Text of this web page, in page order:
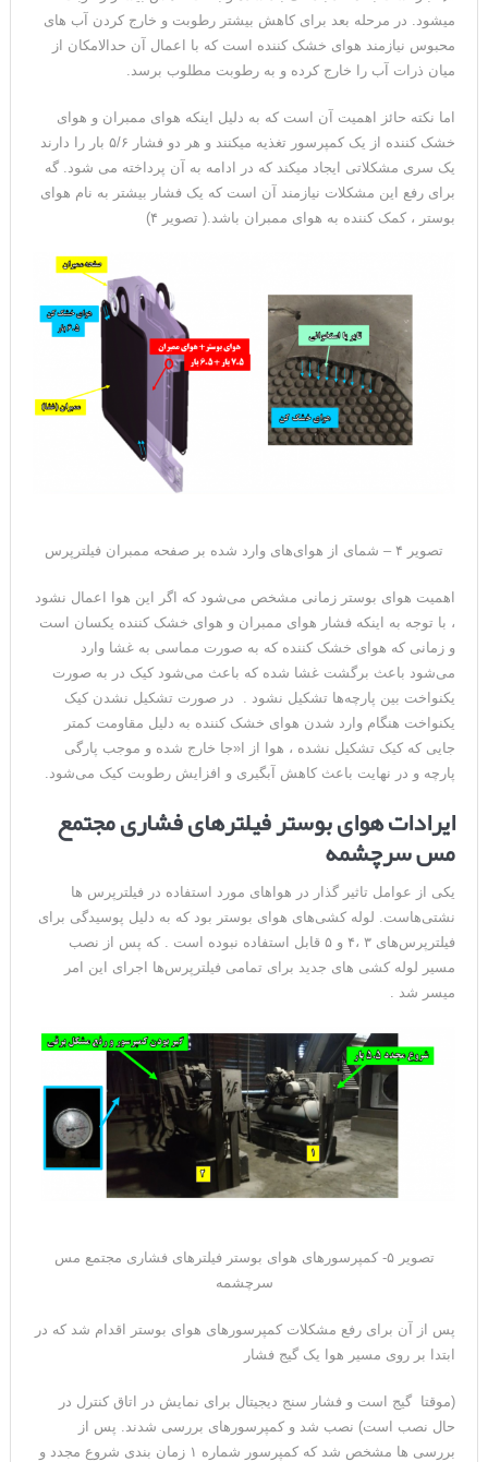
میشود. در مرحله بعد برای کاهش بیشتر رطوبت و خارج کردن آب های
محبوس نیازمند هوای خشک کننده است که با اعمال آن حدالامکان از
میان ذرات آب را خارج کرده و به رطوبت مطلوب برسد.
اما نکته حائز اهمیت آن است که به دلیل اینکه هوای ممبران و هوای
خشک کننده از یک کمپرسور تغذیه میکنند و هر دو فشار ۵/۶ بار را دارند
یک سری مشکلاتی ایجاد میکند که در ادامه به آن پرداخته می شود. گه
برای رفع این مشکلات نیازمند آن است که یک فشار بیشتر به نام هوای
بوستر ، کمک کننده به هوای ممبران باشد.( تصویر ۴)
تصویر ۴ – شمای از هوای‌های وارد شده بر صفحه ممبران فیلترپرس
اهمیت هوای بوستر زمانی مشخص می‌شود که اگر این هوا اعمال نشود
، با توجه به اینکه فشار هوای ممبران و هوای خشک کننده یکسان است
و زمانی که هوای خشک کننده که به صورت مماسی به غشا وارد
می‌شود باعث برگشت غشا شده که باعث می‌شود کیک در به صورت
یکنواخت بین پارچه‌ها تشکیل نشود . در صورت تشکیل نشدن کیک
یکنواخت هنگام وارد شدن هوای خشک کننده به دلیل مقاومت کمتر
جایی که کیک تشکیل نشده ، هوا از ا«جا خارج شده و موجب پارگی
پارچه و در نهایت باعث کاهش آبگیری و افزایش رطوبت کیک می‌شود.
ایرادات هوای بوستر فیلترهای فشاری مجتمع
مس سرچشمه
یکی از عوامل تاثیر گذار در هواهای مورد استفاده در فیلترپرس ها
نشتی‌هاست. لوله کشی‌های هوای بوستر بود که به دلیل پوسیدگی برای
فیلترپرس‌های ۳ ،۴ و ۵ قابل استفاده نبوده است . که پس از نصب
مسیر لوله کشی های جدید برای تمامی فیلترپرس‌ها اجرای این امر
میسر شد .
تصویر ۵- کمپرسورهای هوای بوستر فیلترهای فشاری مجتمع مس
سرچشمه
پس از آن برای رفع مشکلات کمپرسورهای هوای بوستر اقدام شد که در
ابتدا بر روی مسیر هوا یک گیج فشار
(موقتا گیج است و فشار سنج دیجیتال برای نمایش در اتاق کنترل در
حال نصب است) نصب شد و کمپرسورهای بررسی شدند. پس از
بررسی ها مشخص شد که کمپرسور شماره ۱ زمان بندی شروع مجدد و